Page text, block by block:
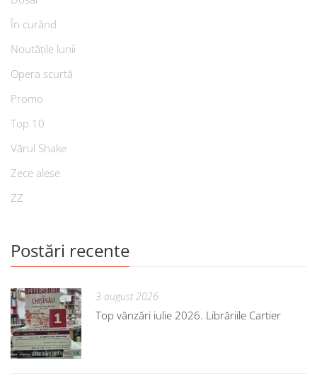
În curând
Noutățile lunii
Opera scurtă
Promo
Top 10
Vărul Shake
Zece alese
ZZ
Postări recente
3 august 2026
Top vânzări iulie 2026. Librăriile Cartier